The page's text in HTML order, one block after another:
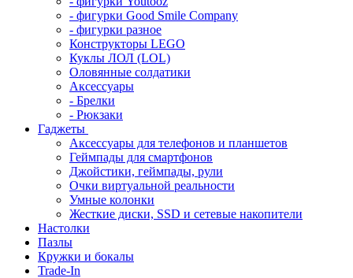
- фигурки Good Smile Company
- фигурки разное
Конструкторы LEGO
Куклы ЛОЛ (LOL)
Оловянные солдатики
Аксессуары
- Брелки
- Рюкзаки
Гаджеты
Аксессуары для телефонов и планшетов
Геймпады для смартфонов
Джойстики, геймпады, рули
Очки виртуальной реальности
Умные колонки
Жесткие диски, SSD и сетевые накопители
Настолки
Пазлы
Кружки и бокалы
Trade-In